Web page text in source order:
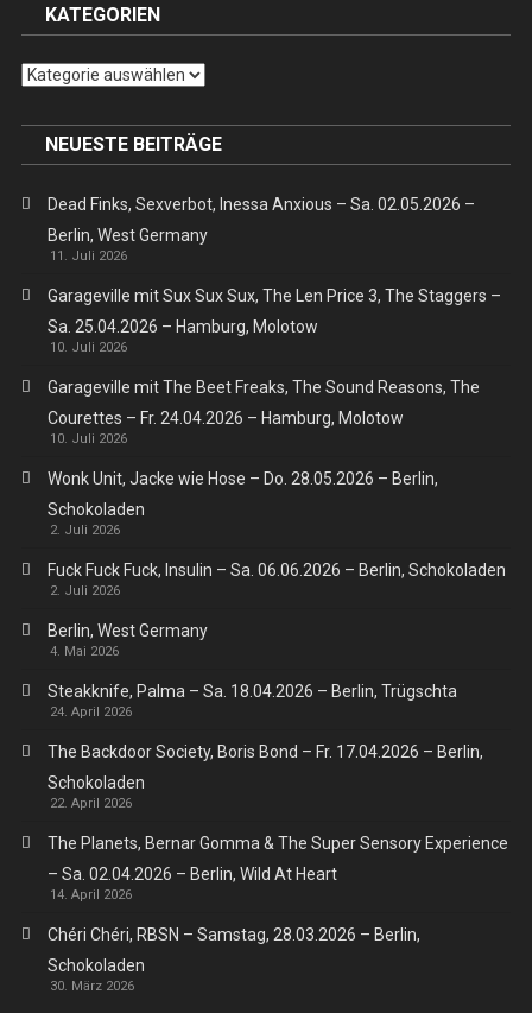
KATEGORIEN
Kategorien
NEUESTE BEITRÄGE
Dead Finks, Sexverbot, Inessa Anxious – Sa. 02.05.2026 –
Berlin, West Germany
11. Juli 2026
Garageville mit Sux Sux Sux, The Len Price 3, The Staggers –
Sa. 25.04.2026 – Hamburg, Molotow
10. Juli 2026
Garageville mit The Beet Freaks, The Sound Reasons, The
Courettes – Fr. 24.04.2026 – Hamburg, Molotow
10. Juli 2026
Wonk Unit, Jacke wie Hose – Do. 28.05.2026 – Berlin,
Schokoladen
2. Juli 2026
Fuck Fuck Fuck, Insulin – Sa. 06.06.2026 – Berlin, Schokoladen
2. Juli 2026
Berlin, West Germany
4. Mai 2026
Steakknife, Palma – Sa. 18.04.2026 – Berlin, Trügschta
24. April 2026
The Backdoor Society, Boris Bond – Fr. 17.04.2026 – Berlin,
Schokoladen
22. April 2026
The Planets, Bernar Gomma & The Super Sensory Experience
– Sa. 02.04.2026 – Berlin, Wild At Heart
14. April 2026
Chéri Chéri, RBSN – Samstag, 28.03.2026 – Berlin,
Schokoladen
30. März 2026